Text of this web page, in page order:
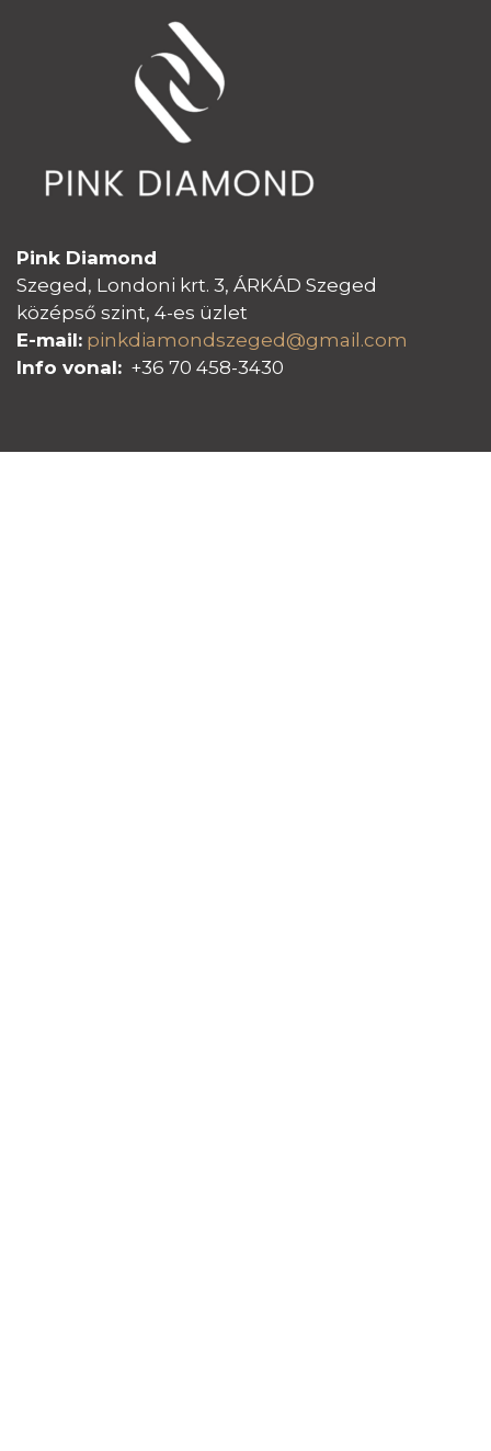
Pink Diamond
Szeged, Londoni krt. 3, ÁRKÁD Szeged
középső szint, 4-es üzlet
E-mail: pinkdiamondszeged@gmail.com
Info vonal: +36 70 458-3430